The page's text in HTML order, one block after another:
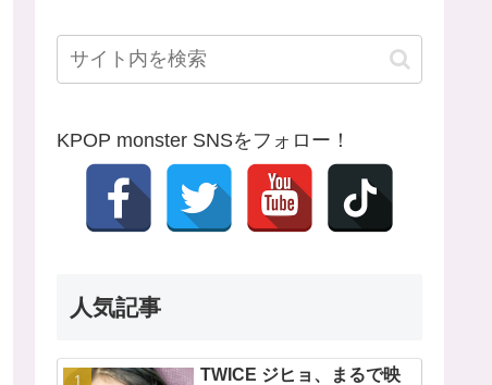
KPOP monster SNSをフォロー！
人気記事
TWICE ジヒョ、まるで映